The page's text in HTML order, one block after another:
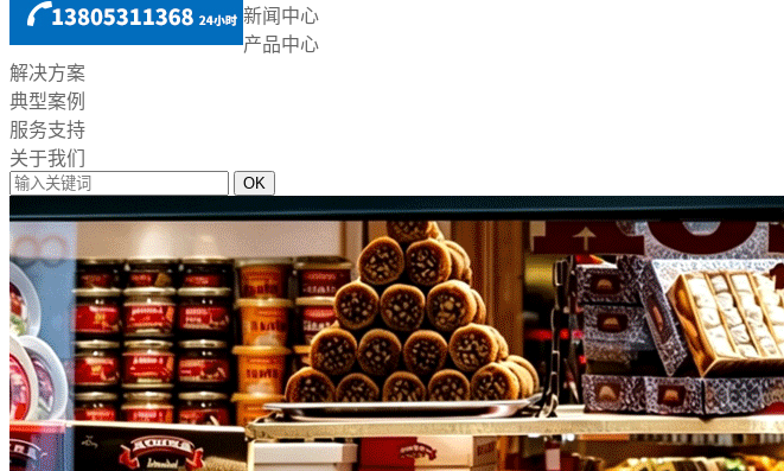
新闻中心
产品中心
解决方案
典型案例
服务支持
关于我们